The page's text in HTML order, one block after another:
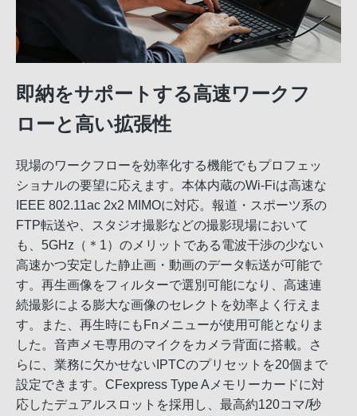
即納をサポートする高速ワークフ
ローと高い拡張性
現場のワークフローを効率化する機能でもプロフェッ
ショナルの要望に応えます。本体内蔵のWi-Fiは高速な
IEEE 802.11ac 2x2 MIMOに対応。報道・スポーツ系の
FTP転送や、スタジオ撮影などの撮影現場において
も、5GHz（＊1）のメリットである電波干渉の少ない
高速かつ安定した静止画・動画のデータ転送が可能で
す。再生画像をフィルターで選別可能になり、高速連
続撮影による膨大な画像のセレクトを効率よく行えま
す。また、再生時にもFnメニューが使用可能となりま
した。音声メモ専用のマイクをカメラ背面に搭載。さ
らに、業務に欠かせないIPTCのプリセットを20個まで
設定できます。CFexpress Type Aメモリーカードに対
応したデュアルスロットを採用し、最高約120コマ/秒